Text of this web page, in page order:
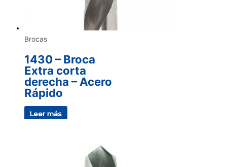
Brocas
1430 – Broca
Extra corta
derecha – Acero
Rápido
Leer más